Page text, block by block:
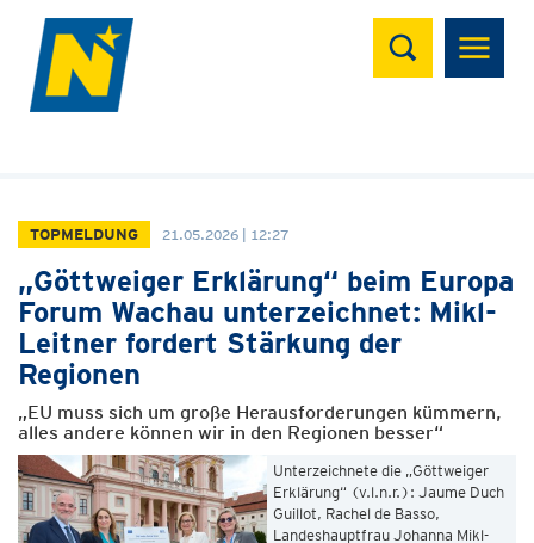
Suchen
TOPMELDUNG 21.05.2026 | 12:27
„Göttweiger Erklärung“ beim Europa
Forum Wachau unterzeichnet: Mikl-
Leitner fordert Stärkung der
Regionen
„EU muss sich um große Herausforderungen kümmern,
alles andere können wir in den Regionen besser“
Unterzeichnete die „Göttweiger
Erklärung“ (v.l.n.r.): Jaume Duch
Guillot, Rachel de Basso,
Landeshauptfrau Johanna Mikl-